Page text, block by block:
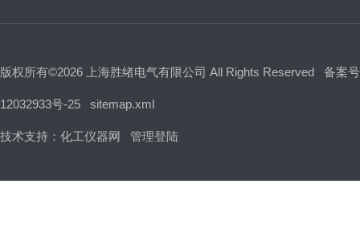
版权所有©2026 上海胜绪电气有限公司 All Rights Reserved 备案
12032933号-25 sitemap.xml
技术支持： 化工仪器网 管理登陆